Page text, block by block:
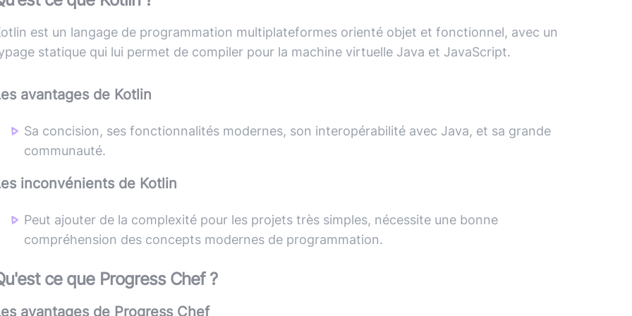
est un langage de programmation multiplateformes orienté objet et fonctionnel, avec un
statique qui lui permet de compiler pour la machine virtuelle Java et JavaScript.
avantages de Kotlin
Sa concision, ses fonctionnalités modernes, son interopérabilité avec Java, et sa grande
communauté.
inconvénients de Kotlin
Peut ajouter de la complexité pour les projets très simples, nécessite une bonne
compréhension des concepts modernes de programmation.
ce que Progress Chef?
avantages de Progress Chef